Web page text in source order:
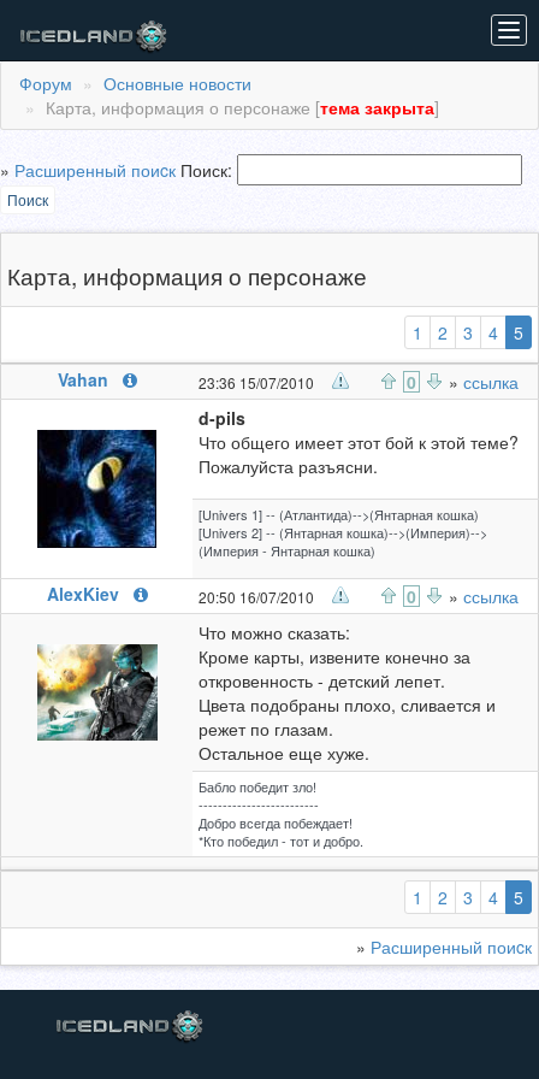
Форум
Основные новости
Карта, информация о персонаже [тема закрыта]
» Расширенный поиcк Поиск:
Поиск
Карта, информация о персонаже
1 2 3 4 5
Vahan
23:36 15/07/2010 0 » ссылка
d-pils
Что общего имеет этот бой к этой теме?
Пожалуйста разъясни.
[Univers 1] -- (Атлантида)-->(Янтарная кошка)
[Univers 2] -- (Янтарная кошка)-->(Империя)-->
(Империя - Янтарная кошка)
AlexKiev 20:50 16/07/2010 0 » ссылка
Что можно сказать:
Кроме карты, извените конечно за
откровенность - детский лепет.
Цвета подобраны плохо, сливается и
режет по глазам.
Остальное еще хуже.
Бабло победит зло!
-------------------------
Добро всегда побеждает!
*Кто победил - тот и добро.
1 2 3 4 5
» Расширенный поиcк